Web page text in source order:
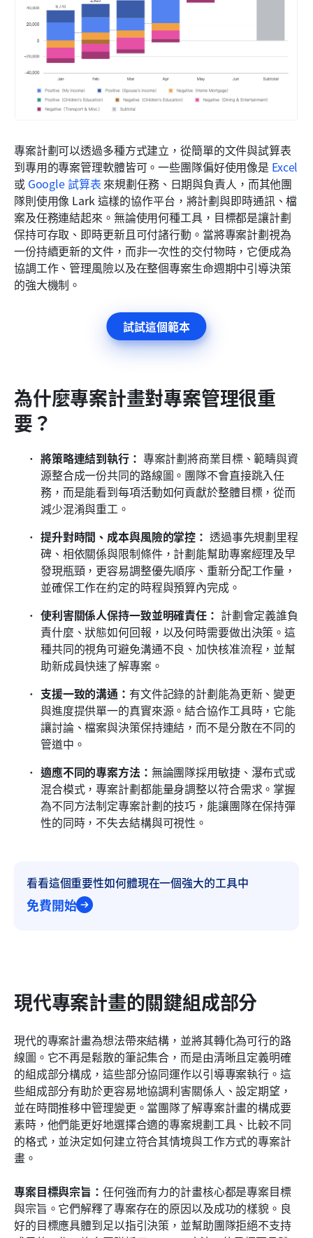
專案計劃可以透過多種方式建立，從簡單的文件與試算表
到專用的專案管理軟體皆可。一些團隊偏好使用像是 Excel
或 Google 試算表 來規劃任務、日期與負責人，而其他團
隊則使用像 Lark 這樣的協作平台，將計劃與即時通訊、檔
案及任務連結起來。無論使用何種工具，目標都是讓計劃
保持可存取、即時更新且可付諸行動。當將專案計劃視為
一份持續更新的文件，而非一次性的交付物時，它便成為
協調工作、管理風險以及在整個專案生命週期中引導決策
的強大機制。
試試這個範本
為什麼專案計畫對專案管理很重
要？
將策略連結到執行： 專案計劃將商業目標、範疇與資
源整合成一份共同的路線圖。團隊不會直接跳入任
務，而是能看到每項活動如何貢獻於整體目標，從而
減少混淆與重工。
提升對時間、成本與風險的掌控： 透過事先規劃里程
碑、相依關係與限制條件，計劃能幫助專案經理及早
發現瓶頸，更容易調整優先順序、重新分配工作量，
並確保工作在約定的時程與預算內完成。
使利害關係人保持一致並明確責任： 計劃會定義誰負
責什麼、狀態如何回報，以及何時需要做出決策。這
種共同的視角可避免溝通不良、加快核准流程，並幫
助新成員快速了解專案。
支援一致的溝通： 有文件記錄的計劃能為更新、變更
與進度提供單一的真實來源。結合協作工具時，它能
讓討論、檔案與決策保持連結，而不是分散在不同的
管道中。
適應不同的專案方法： 無論團隊採用敏捷、瀑布式或
混合模式，專案計劃都能量身調整以符合需求。掌握
為不同方法制定專案計劃的技巧，能讓團隊在保持彈
性的同時，不失去結構與可視性。
看看這個重要性如何體現在一個強大的工具中
免費開始
現代專案計畫的關鍵組成部分
現代的專案計畫為想法帶來結構，並將其轉化為可行的路
線圖。它不再是鬆散的筆記集合，而是由清晰且定義明確
的組成部分構成，這些部分協同運作以引導專案執行。這
些組成部分有助於更容易地協調利害關係人、設定期望，
並在時間推移中管理變更。當團隊了解專案計畫的構成要
素時，他們能更好地選擇合適的專案規劃工具、比較不同
的格式，並決定如何建立符合其情境與工作方式的專案計
畫。
專案目標與宗旨： 任何強而有力的計畫核心都是專案目標
與宗旨。它們解釋了專案存在的原因以及成功的樣貌。良
好的目標應具體到足以指引決策，並幫助團隊拒絕不支持